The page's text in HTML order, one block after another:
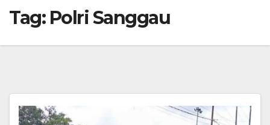
Tag: Polri Sanggau